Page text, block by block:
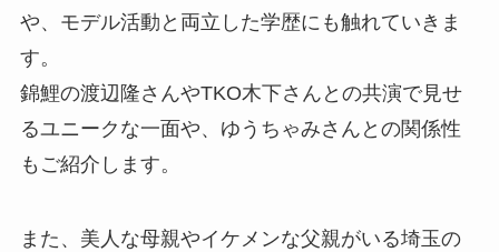
や、モデル活動と両立した学歴にも触れていきま
す。
錦鯉の渡辺隆さんやTKO木下さんとの共演で見せ
るユニークな一面や、ゆうちゃみさんとの関係性
もご紹介します。
また、美人な母親やイケメンな父親がいる埼玉の